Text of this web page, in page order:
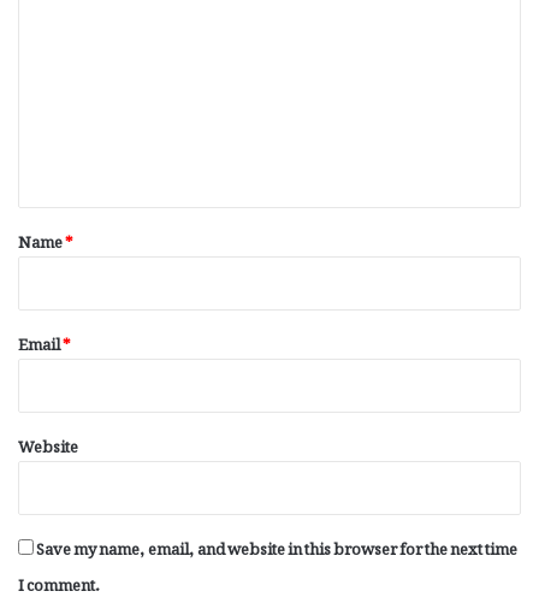
*
Name*
Email*
Website
Save my name, email, and website in this browser for the next time
I comment.